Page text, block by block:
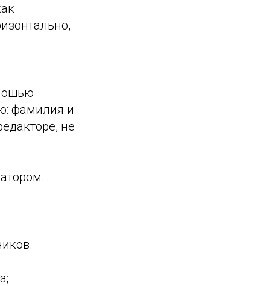
фамилия и
не